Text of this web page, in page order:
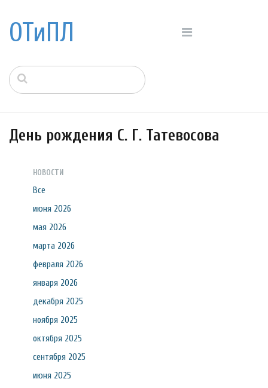
ОТиПЛ
День рождения С. Г. Татевосова
НОВОСТИ
Все
июня 2026
мая 2026
марта 2026
февраля 2026
января 2026
декабря 2025
ноября 2025
октября 2025
сентября 2025
июня 2025